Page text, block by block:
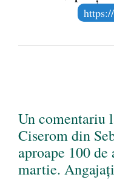
Un comentariu
Ciserom din
aproape 100
martie.